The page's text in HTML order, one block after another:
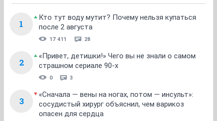
1
Кто тут воду мутит? Почему нельзя купаться
после 2 августа
17 411 28
2
«Привет, детишки!» Чего вы не знали о самом
страшном сериале 90-х
0 3
3
«Сначала — вены на ногах, потом — инсульт»:
сосудистый хирург объяснил, чем варикоз
опасен для сердца